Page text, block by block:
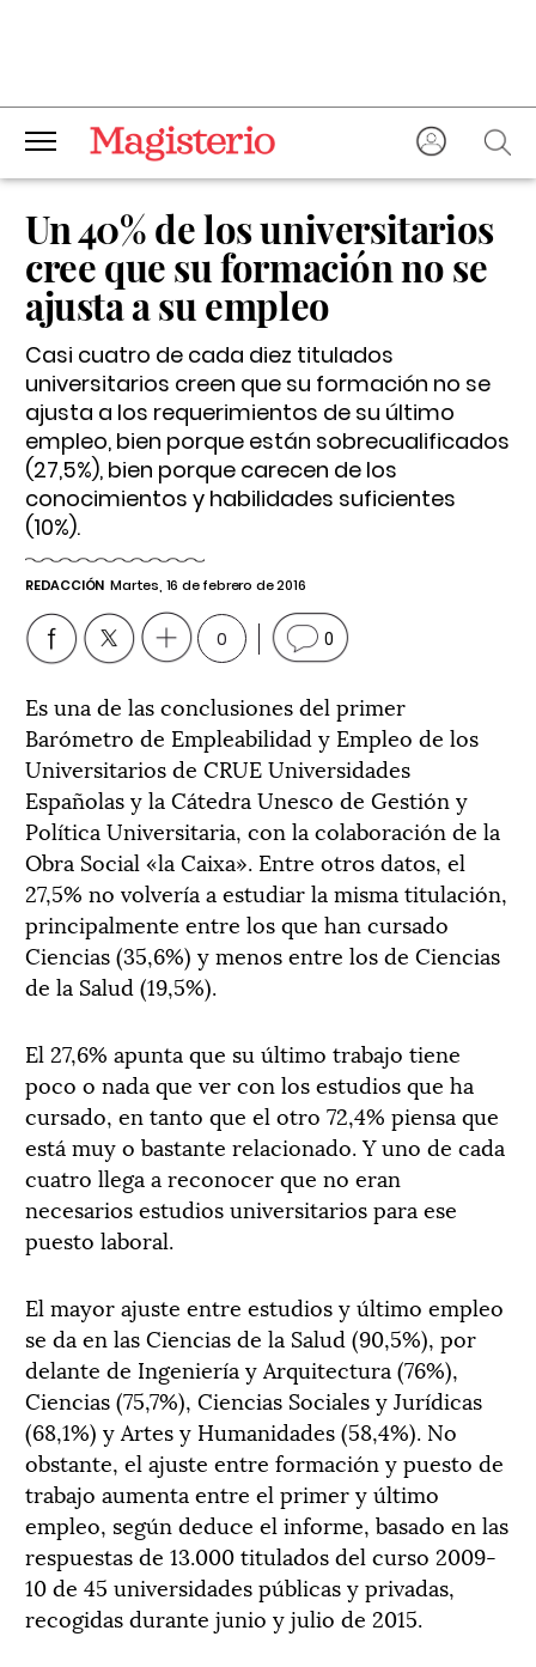
Un 40% de los universitarios
cree que su formación no se
ajusta a su empleo
Casi cuatro de cada diez titulados
universitarios creen que su formación no se
ajusta a los requerimientos de su último
empleo, bien porque están sobrecualificados
(27,5%), bien porque carecen de los
conocimientos y habilidades suficientes
(10%).
REDACCIÓN Martes, 16 de febrero de 2016
0 0
Es una de las conclusiones del primer
Barómetro de Empleabilidad y Empleo de los
Universitarios de CRUE Universidades
Españolas y la Cátedra Unesco de Gestión y
Política Universitaria, con la colaboración de la
Obra Social «la Caixa». Entre otros datos, el
27,5% no volvería a estudiar la misma titulación,
principalmente entre los que han cursado
Ciencias (35,6%) y menos entre los de Ciencias
de la Salud (19,5%).
El 27,6% apunta que su último trabajo tiene
poco o nada que ver con los estudios que ha
cursado, en tanto que el otro 72,4% piensa que
está muy o bastante relacionado. Y uno de cada
cuatro llega a reconocer que no eran
necesarios estudios universitarios para ese
puesto laboral.
El mayor ajuste entre estudios y último empleo
se da en las Ciencias de la Salud (90,5%), por
delante de Ingeniería y Arquitectura (76%),
Ciencias (75,7%), Ciencias Sociales y Jurídicas
(68,1%) y Artes y Humanidades (58,4%). No
obstante, el ajuste entre formación y puesto de
trabajo aumenta entre el primer y último
empleo, según deduce el informe, basado en las
respuestas de 13.000 titulados del curso 2009-
10 de 45 universidades públicas y privadas,
recogidas durante junio y julio de 2015.